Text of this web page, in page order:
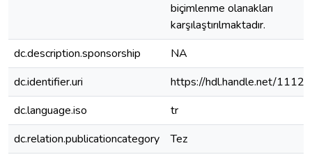
biçimlenme olanakları
karşılaştırılmaktadır.
dc.description.sponsorship
NA
dc.identifier.uri
https://hdl.handle.net/
dc.language.iso
tr
dc.relation.publicationcategory
Tez